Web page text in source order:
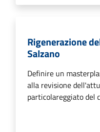
Rigenerazione
Salzano
Definire un
alla revisione
particolareggiato del